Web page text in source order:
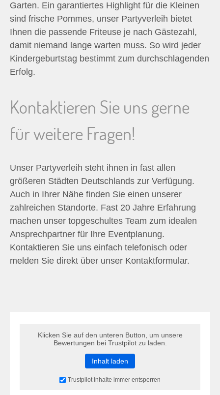
Garten. Ein garantiertes Highlight für die Kleinen
sind frische Pommes, unser Partyverleih bietet
Ihnen die passende Friteuse je nach Gästezahl,
damit niemand lange warten muss. So wird jeder
Kindergeburtstag bestimmt zum durchschlagenden
Erfolg.
Kontaktieren Sie uns gerne
für weitere Fragen!
Unser Partyverleih steht ihnen in fast allen
größeren Städten Deutschlands zur Verfügung.
Auch in Ihrer Nähe finden Sie einen unserer
zahlreichen Standorte. Fast 20 Jahre Erfahrung
machen unser topgeschultes Team zum idealen
Ansprechpartner für Ihre Eventplanung.
Kontaktieren Sie uns einfach telefonisch oder
melden Sie direkt über unser Kontaktformular.
Klicken Sie auf den unteren Button, um unsere
Bewertungen bei Trustpilot zu laden.
Inhalt laden
Trustpilot Inhalte immer entsperren